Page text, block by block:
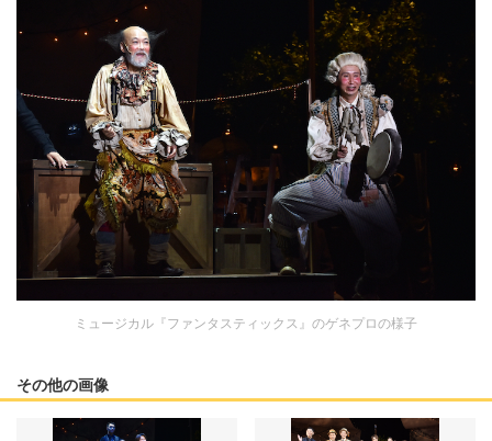
ミュージカル『ファンタスティックス』のゲネプロの様子
その他の画像